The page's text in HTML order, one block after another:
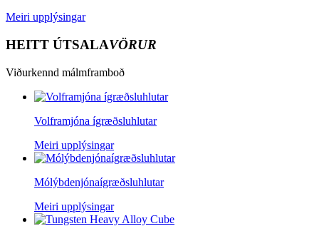
Meiri upplýsingar
HEITT ÚTSALAVÖRUR
Viðurkennd málmframboð
Volframjóna ígræðsluhlutar
Meiri upplýsingar
Mólýbdenjónaígræðsluhlutar
Meiri upplýsingar